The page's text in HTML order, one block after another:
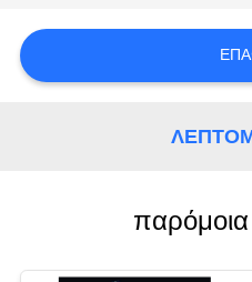
PRIVACY